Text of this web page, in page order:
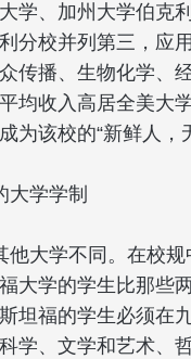
学、加州大学伯克
分校并列第三，应
传播、生物化学、
均收入高居全美大
为该校的“新鲜人，
大学学制
大学不同。在校规
大学的学生比那些
坦福的学生必须在
学、文学和艺术、